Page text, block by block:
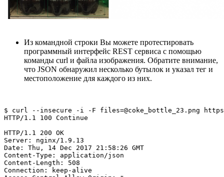
Из командной строки Вы можете протестировать
программный интерфейс REST сервиса с помощью
команды curl и файла изображения. Обратите внимание,
что JSON обнаружил несколько бутылок и указал тег и
местоположение для каждого из них.
$ curl --insecure -i -F files=@coke_bottle_23.png
HTTP/1.1 100 Continue
HTTP/1.1 200 OK
Server: nginx/1.9.13
Date: Thu, 14 Dec 2017 21:58:26 GMT
Content-Type: application/json
Content-Length: 508
Connection: keep-alive